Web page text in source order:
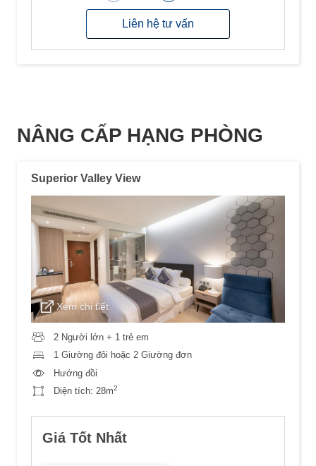
Liên hệ tư vấn
NÂNG CẤP HẠNG PHÒNG
Superior Valley View
Xem chi tiết
2 Người lớn + 1 trẻ em
1 Giường đôi hoặc 2 Giường đơn
Hướng đồi
Diện tích: 28m2
Giá Tốt Nhất